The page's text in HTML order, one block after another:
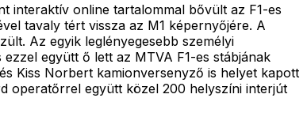
interaktív online tartalommal bővült az F1-es
tavaly tért vissza az M1 képernyőjére. A
Az egyik leglényegesebb személyi
együtt ő lett az MTVA F1-es stábjának
Kiss Norbert kamionversenyző is helyet kapott
operatőrrel együtt közel 200 helyszíni interjút